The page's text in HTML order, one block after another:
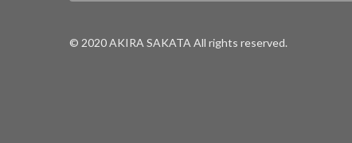
© 2020 AKIRA SAKATA All rights reserved.